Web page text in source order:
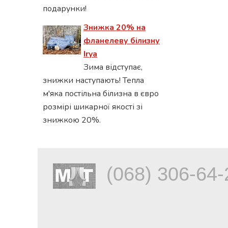
подарунки!
Знижка 20% на
фланелеву білизну
Irya
Зима відступає,
знижки наступають! Тепла
м'яка постільна білизна в євро
розмірі шикарної якості зі
знижкою 20%.
(068) 306-64-